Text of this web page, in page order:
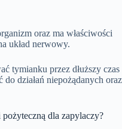
oraz ma właściwości
układ nerwowy.
tymianku przez dłuższy czas
działań niepożądanych oraz
dla zapylaczy?